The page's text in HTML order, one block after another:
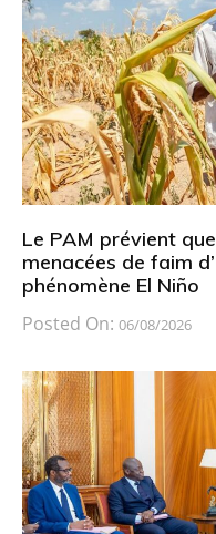
Le PAM prévient
menacées de faim
phénomène El Niño
Posted On: 06/08/2026